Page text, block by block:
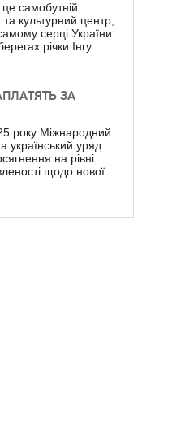
самобутній
культурний центр,
серці України
річки Інгу
ЗА
року Міжнародний
український уряд
на рівні
щодо нової